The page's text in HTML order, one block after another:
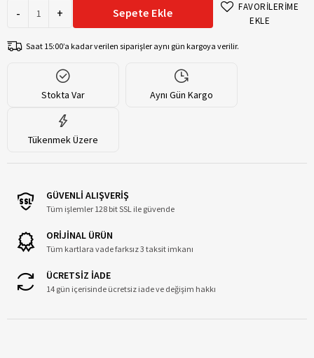
- + Sepete Ekle
FAVORİLERİME
EKLE
Saat 15:00’a kadar verilen siparişler aynı gün kargoya verilir.
Stokta Var Aynı Gün Kargo
Tükenmek Üzere
GÜVENLİ ALIŞVERİŞ
Tüm işlemler 128 bit SSL ile güvende
ORİJİNAL ÜRÜN
Tüm kartlara vade farksız 3 taksit imkanı
ÜCRETSİZ İADE
14 gün içerisinde ücretsiz iade ve değişim hakkı